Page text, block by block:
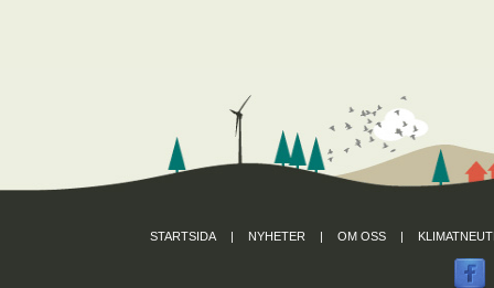
STARTSIDA | NYHETER | OM OSS |